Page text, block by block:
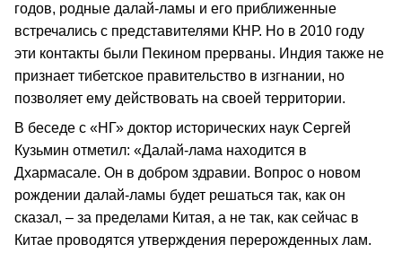
годов, родные далай-ламы и его приближенные
встречались с представителями КНР. Но в 2010 году
эти контакты были Пекином прерваны. Индия также не
признает тибетское правительство в изгнании, но
позволяет ему действовать на своей территории.
В беседе с «НГ» доктор исторических наук Сергей
Кузьмин отметил: «Далай-лама находится в
Дхармасале. Он в добром здравии. Вопрос о новом
рождении далай-ламы будет решаться так, как он
сказал, – за пределами Китая, а не так, как сейчас в
Китае проводятся утверждения перерожденных лам.